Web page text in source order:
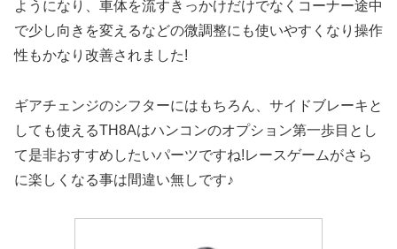
ようになり、車体を流すきっかけだけでなくコーナー途中
で少し向きを変えるなどの微調整にも使いやすくなり操作
性もかなり改善されました!
ギアチェンジのシフターにはもちろん、サイドブレーキと
しても使えるTH8Aはハンコンのオプション第一歩目とし
て是非おすすめしたいパーツですね!レースゲームがさら
に楽しくなる事は間違い無しです♪